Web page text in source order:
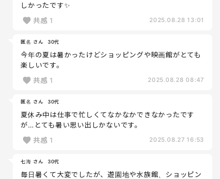
しかったです✨
共感 1 2025.08.28 13:01
匿名 さん 30代
今年の夏は暑かったけどショッピングや映画館がとても
楽しいです。
共感 1 2025.08.28 08:47
匿名 さん 30代
夏休み中は仕事で忙しくてなかなかできなかったです
が…とても暑い思い出しかないです。
共感 1 2025.08.27 16:53
七海 さん 30代
毎日暑くて大変でしたが、遊園地や水族館、ショッピン